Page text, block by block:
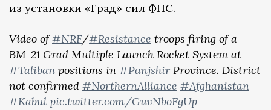
из установки «Град» сил ФНС.
Video of#NRF/#Resistance troops firing of a
BM-21 Grad Multiple Launch Rocket System at
#Taliban positions in #Panjshir Province. District
not confirmed #NorthernAlliance #Afghanistan
#Kabul pic.twitter.com/GuvNboFgUp